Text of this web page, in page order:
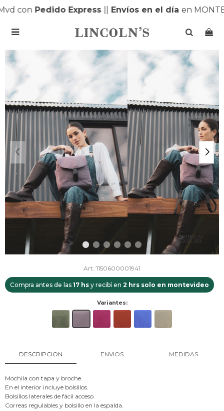
conPedido Express|| Envíos en el díaen

1150600001941
Compra antes de las 17 hs y recibí en 2 hrs solo en montevideo
Variantes:
DESCRIPCION ENVIOS MEDIDAS
Mochila con tapa y broche.
En el interior incluye bolsillos.
Bolsillos laterales de fácil acceso.
Correas regulables y bolsillo en la espalda.